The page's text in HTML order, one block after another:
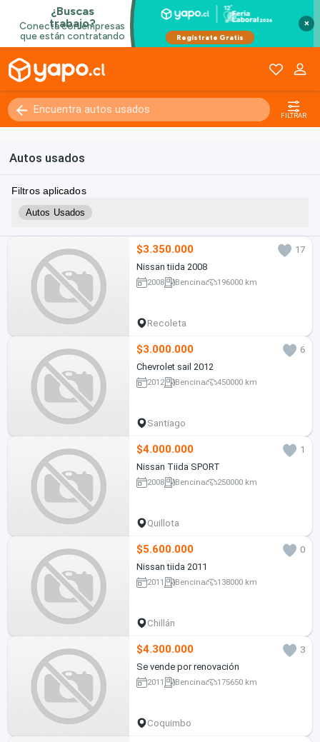
×
FILTRAR
Autos usados
Filtros aplicados
Autos Usados
$3.350.000
17
Nissan tiida 2008
2008 Bencina 196000 km
Recoleta
$3.000.000
6
Chevrolet sail 2012
2012 Bencina 450000 km
Santiago
$4.000.000
1
Nissan Tiida SPORT
2008 Bencina 250000 km
Quillota
$5.600.000
0
Nissan tiida 2011
2011 Bencina 138000 km
Chillán
$4.300.000
3
Se vende por renovación
2011 Bencina 175650 km
Coquimbo